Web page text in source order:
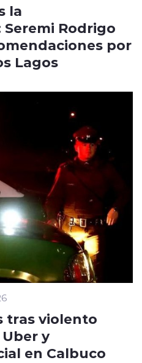
la
Rodrigo
por
Lagos
tras violento
y
en Calbuco